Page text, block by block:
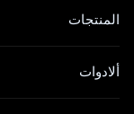
المنتجات
ألادوات